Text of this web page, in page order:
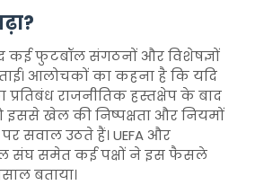
फुटबॉल संगठनों और विशेषज्ञों
आलोचकों का कहना है कि यदि
प्रतिबंध राजनीतिक हस्तक्षेप के बाद
इससे खेल की निष्पक्षता और नियमों
पर सवाल उठते हैं।UEFA और
संघ समेत कई पक्षों ने इस फैसले
बताया।